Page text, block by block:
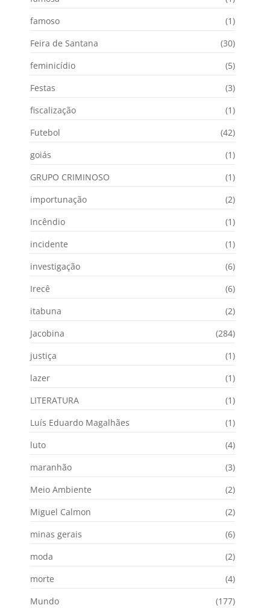
famoso
(1)
Feira de Santana
(30)
feminicídio
(5)
Festas
(3)
fiscalização
(1)
Futebol
(42)
goiás
(1)
GRUPO CRIMINOSO
(1)
importunação
(2)
Incêndio
(1)
incidente
(1)
investigação
(6)
Irecê
(6)
itabuna
(2)
Jacobina
(284)
justiça
(1)
lazer
(1)
LITERATURA
(1)
Luís Eduardo Magalhães
(1)
luto
(4)
maranhão
(3)
Meio Ambiente
(2)
Miguel Calmon
(2)
minas gerais
(6)
moda
(2)
morte
(4)
Mundo
(177)